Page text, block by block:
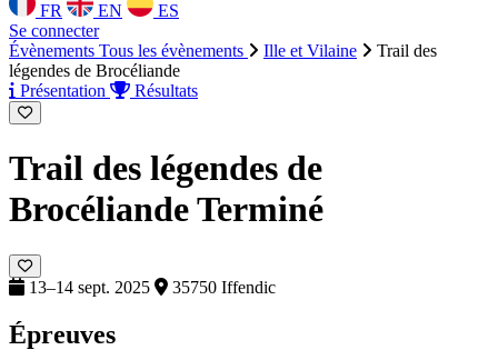
FR EN
ES
Se connecter
Évènements Tous les évènements Ille et Vilaine
Trail des
légendes de Brocéliande
Présentation
Résultats
Trail des légendes de
BrocéliandeTerminé
13–14 sept. 2025 35750 Iffendic
Épreuves